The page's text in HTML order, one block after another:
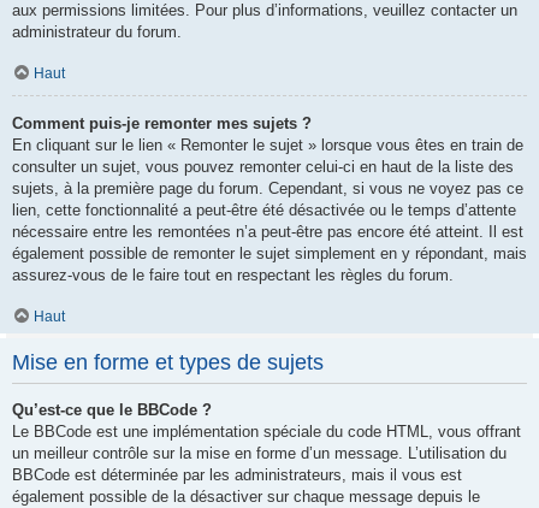
aux permissions limitées. Pour plus d’informations, veuillez contacter un
administrateur du forum.
Haut
Comment puis-je remonter mes sujets ?
En cliquant sur le lien « Remonter le sujet » lorsque vous êtes en train de
consulter un sujet, vous pouvez remonter celui-ci en haut de la liste des
sujets, à la première page du forum. Cependant, si vous ne voyez pas ce
lien, cette fonctionnalité a peut-être été désactivée ou le temps d’attente
nécessaire entre les remontées n’a peut-être pas encore été atteint. Il est
également possible de remonter le sujet simplement en y répondant, mais
assurez-vous de le faire tout en respectant les règles du forum.
Haut
Mise en forme et types de sujets
Qu’est-ce que le BBCode ?
Le BBCode est une implémentation spéciale du code HTML, vous offrant
un meilleur contrôle sur la mise en forme d’un message. L’utilisation du
BBCode est déterminée par les administrateurs, mais il vous est
également possible de la désactiver sur chaque message depuis le